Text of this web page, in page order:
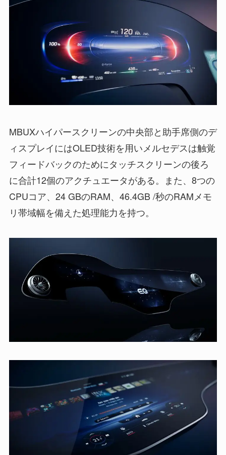
MBUXハイパースクリーンの中央部と助手席側のデ
ィスプレイにはOLED技術を用いメルセデスは触覚
フィードバックのためにタッチスクリーンの後ろ
に合計12個のアクチュエータがある。また、8つの
CPUコア、24 GBのRAM、46.4GB /秒のRAMメモ
リ帯域幅を備えた処理能力を持つ。